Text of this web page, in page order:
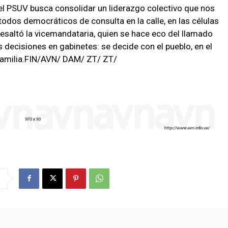
PSUV busca consolidar un liderazgo colectivo que nos
democráticos de consulta en la calle, en las células
la vicemandataria, quien se hace eco del llamado
en gabinetes: se decide con el pueblo, en el
AVN/ DAM/ ZT/ ZT/